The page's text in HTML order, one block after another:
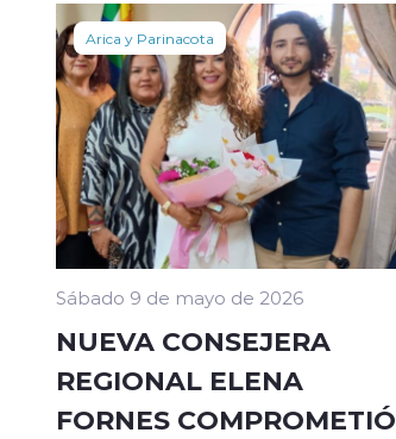
Arica y Parinacota
Sábado 9 de mayo de 2026
NUEVA CONSEJERA
REGIONAL ELENA
FORNES COMPROMETIÓ